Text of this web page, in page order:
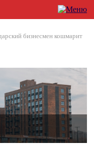
бизнесмен кошмарит